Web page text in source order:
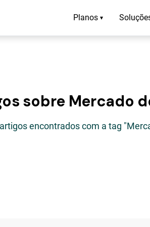
Planos ▾
sobre Mercado
encontrados com a tag